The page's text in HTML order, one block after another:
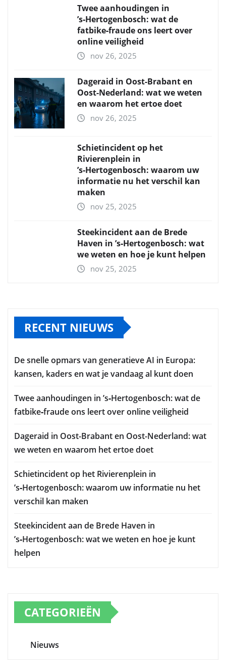
Twee aanhoudingen in
’s‑Hertogenbosch: wat de
fatbike‑fraude ons leert over
online veiligheid
nov 26, 2025
Dageraid in Oost-Brabant en
Oost-Nederland: wat we weten
en waarom het ertoe doet
nov 26, 2025
Schietincident op het
Rivierenplein in
’s‑Hertogenbosch: waarom uw
informatie nu het verschil kan
maken
nov 25, 2025
Steekincident aan de Brede
Haven in ’s‑Hertogenbosch: wat
we weten en hoe je kunt helpen
nov 25, 2025
RECENT NIEUWS
De snelle opmars van generatieve AI in Europa:
kansen, kaders en wat je vandaag al kunt doen
Twee aanhoudingen in ’s‑Hertogenbosch: wat de
fatbike‑fraude ons leert over online veiligheid
Dageraid in Oost-Brabant en Oost-Nederland: wat
we weten en waarom het ertoe doet
Schietincident op het Rivierenplein in
’s‑Hertogenbosch: waarom uw informatie nu het
verschil kan maken
Steekincident aan de Brede Haven in
’s‑Hertogenbosch: wat we weten en hoe je kunt
helpen
CATEGORIEËN
Nieuws